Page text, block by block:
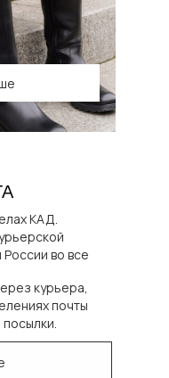
курьера,
почты
КАД.
во все